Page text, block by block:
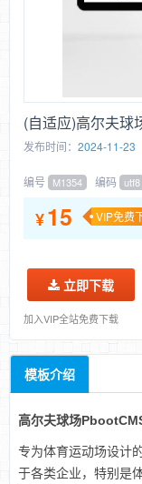
(自适应)高尔夫球
发布时间： 2024-11-23
编号 M1354 编码 utf8
¥15 VIP免费
立即下载
加入VIP全站免费下载
模板介绍
高尔夫球场
专为体育运动场设计
于各类企业，特别是